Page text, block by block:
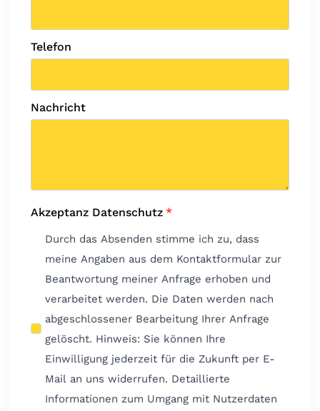
Telefon
Nachricht
Akzeptanz Datenschutz *
Durch das Absenden stimme ich zu, dass
meine Angaben aus dem Kontaktformular zur
Beantwortung meiner Anfrage erhoben und
verarbeitet werden. Die Daten werden nach
abgeschlossener Bearbeitung Ihrer Anfrage
gelöscht. Hinweis: Sie können Ihre
Einwilligung jederzeit für die Zukunft per E-
Mail an uns widerrufen. Detaillierte
Informationen zum Umgang mit Nutzerdaten